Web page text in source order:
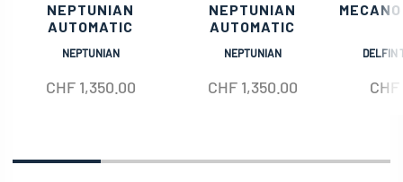
NEPTUNIAN
AUTOMATIC
NEPTUNIAN
CHF1,350.00
NEPTUNIAN
AUTOMATIC
NEPTUNIAN
CHF1,350.00
DELFIN
CHF